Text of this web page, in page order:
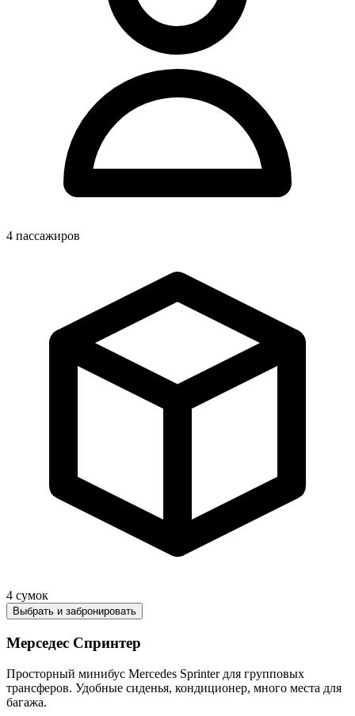
4 пассажиров
4 сумок
Выбрать и забронировать
Мерседес Спринтер
Просторный минибус Mercedes Sprinter для групповых
трансферов. Удобные сиденья, кондиционер, много места для
багажа.